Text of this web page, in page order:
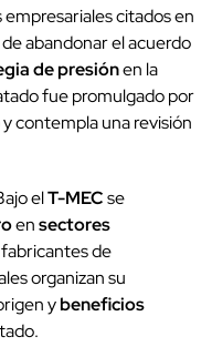
citados en
abandonar el acuerdo
de presiónen la
fue promulgado por
contempla una revisión
elT-MECse
ensectores
de
organizan su
ybeneficios